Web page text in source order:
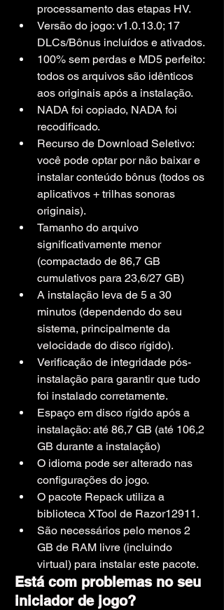
processamento das etapas HV.
Versão do jogo: v1.0.13.0; 17
DLCs/Bônus incluídos e ativados.
100% sem perdas e MD5 perfeito:
todos os arquivos são idênticos
aos originais após a instalação.
NADA foi copiado, NADA foi
recodificado.
Recurso de Download Seletivo:
você pode optar por não baixar e
instalar conteúdo bônus (todos os
aplicativos + trilhas sonoras
originais).
Tamanho do arquivo
significativamente menor
(compactado de 86,7 GB
cumulativos para 23,6/27 GB)
A instalação leva de 5 a 30
minutos (dependendo do seu
sistema, principalmente da
velocidade do disco rígido).
Verificação de integridade pós-
instalação para garantir que tudo
foi instalado corretamente.
Espaço em disco rígido após a
instalação: até 86,7 GB (até 106,2
GB durante a instalação)
O idioma pode ser alterado nas
configurações do jogo.
O pacote Repack utiliza a
biblioteca XTool de Razor12911.
São necessários pelo menos 2
GB de RAM livre (incluindo
virtual) para instalar este pacote.
Está com problemas no seu
iniciador de jogo?